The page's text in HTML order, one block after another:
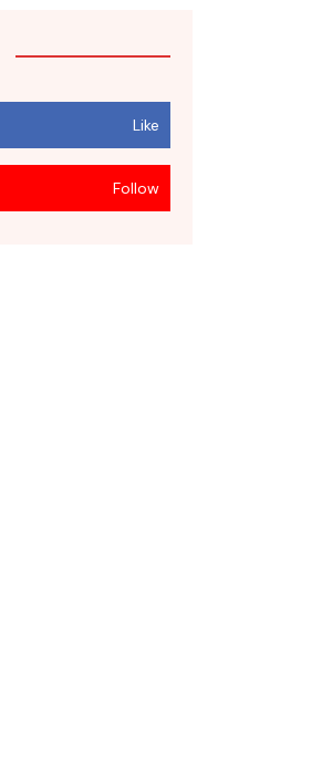
Like
Follow